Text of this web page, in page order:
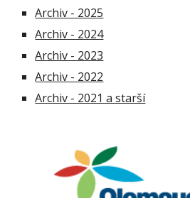
Archiv - 2025
Archiv - 2024
Archiv - 2023
Archiv - 2022
Archiv - 2021 a starší